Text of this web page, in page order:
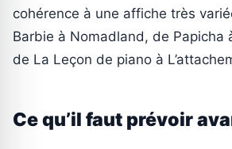
cohérence à une affiche très
Barbie à Nomadland, de Papicha
de La Leçon de piano à
Ce qu’il faut prévoir